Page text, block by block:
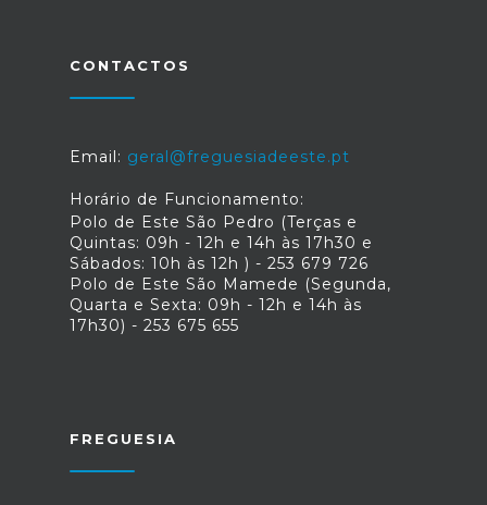
CONTACTOS
Email: geral@freguesiadeeste.pt
Horário de Funcionamento:
Polo de Este São Pedro (Terças e
Quintas: 09h - 12h e 14h às 17h30 e
Sábados: 10h às 12h ) - 253 679 726
Polo de Este São Mamede (Segunda,
Quarta e Sexta: 09h - 12h e 14h às
17h30) - 253 675 655
FREGUESIA